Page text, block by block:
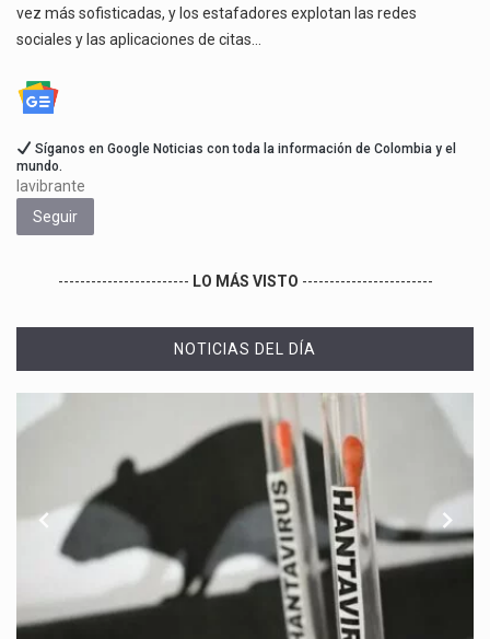
vez más sofisticadas, y los estafadores explotan las redes
sociales y las aplicaciones de citas…
Síganos en Google Noticias con toda la información de Colombia y el
mundo.
lavibrante
Seguir
------------------------ LO MÁS VISTO ------------------------
NOTICIAS DEL DÍA